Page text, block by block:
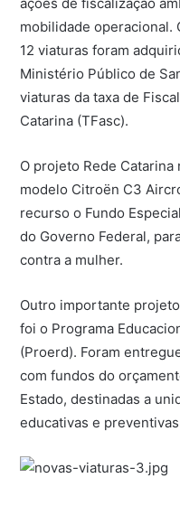
mobilidade operacional.
12 viaturas foram
Ministério Público de
viaturas da taxa de
Catarina (TFasc).
O projeto Rede
modelo Citroën C3
recurso o Fundo
do Governo Federal,
contra a mulher.
Outro importante
foi o Programa
(Proerd). Foram
com fundos do
Estado, destinadas a
educativas e